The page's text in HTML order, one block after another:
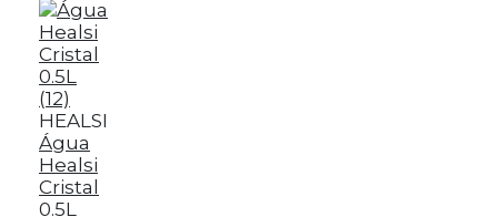
HEALSI
Água
Healsi
Cristal
0.5L